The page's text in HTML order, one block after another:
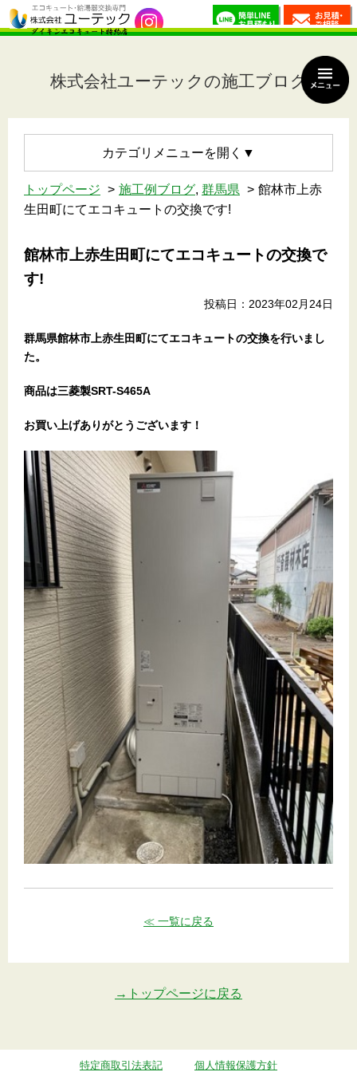
株式会社ユーテックの施工ブログ
カテゴリメニュー
トップページ 施工例ブログ, 群馬県
館林市上赤
生田町にてエコキュートの交換です!
館林市上赤生田町にてエコキュートの交換で
す!
投稿日：2023年02月24日
群馬県館林市上赤生田町にてエコキュートの交換を行いまし
た。
商品は三菱製SRT-S465A
お買い上げありがとうございます！
≪ 一覧に戻る
→トップページに戻る
特定商取引法表記 個人情報保護方針